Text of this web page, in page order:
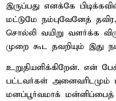
இருப்பது எனக்கே
மட்டுமே நம்புவேனேத்
சொல்லி வயிறு வளர்க்க
முறை கூட தவறியும் இது
உறுதியளிக்கிறேன். என்
பட்டவர்கள் அனைவரிடமும்
மனப்பூர்வமாக் மன்னிப்பைத்